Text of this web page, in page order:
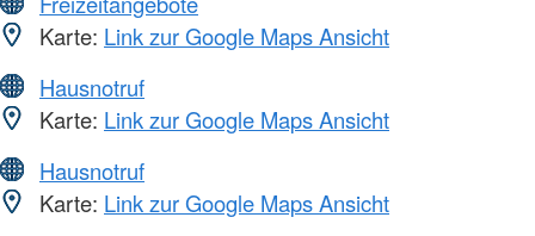
Karte: Link zur Google Maps Ansicht
Hausnotruf
Karte: Link zur Google Maps Ansicht
Hausnotruf
Karte: Link zur Google Maps Ansicht